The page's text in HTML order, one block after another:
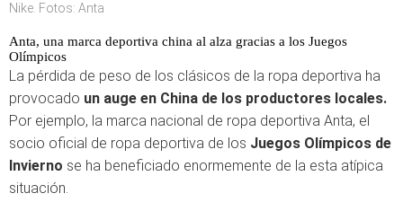
Nike. Fotos: Anta
Anta, una marca deportiva china al alza gracias a los Juegos
Olímpicos
La pérdida de peso de los clásicos de la ropa deportiva ha
provocado un auge en China de los productores locales.
Por ejemplo, la marca nacional de ropa deportiva Anta, el
socio oficial de ropa deportiva de los Juegos Olímpicos de
Invierno se ha beneficiado enormemente de la esta atípica
situación.